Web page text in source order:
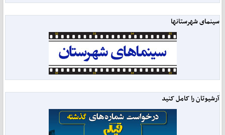
سینمای شهرستانها
آرشیوتان را کامل کنید